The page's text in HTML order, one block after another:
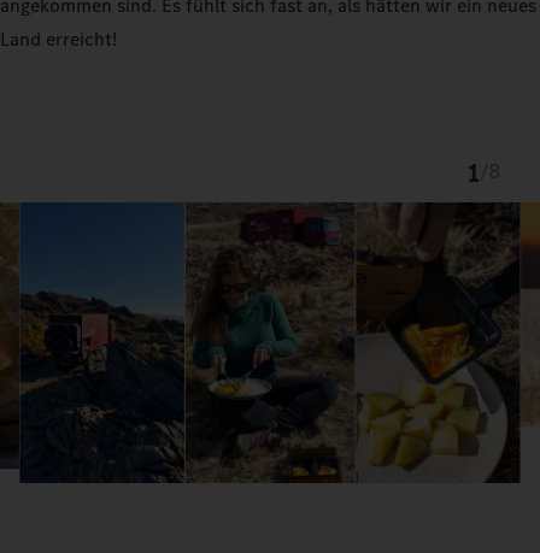
angekommen sind. Es fühlt sich fast an, als hätten wir ein neues
Land erreicht!
1